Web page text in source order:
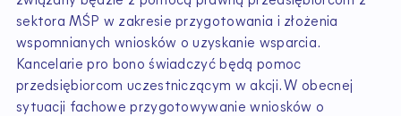
sektora MŚP w zakresie przygotowania i złożenia
wspomnianych wniosków o uzyskanie wsparcia.
Kancelarie pro bono świadczyć będą pomoc
przedsiębiorcom uczestniczącym w akcji. W obecnej
sytuacji fachowe przygotowywanie wniosków o